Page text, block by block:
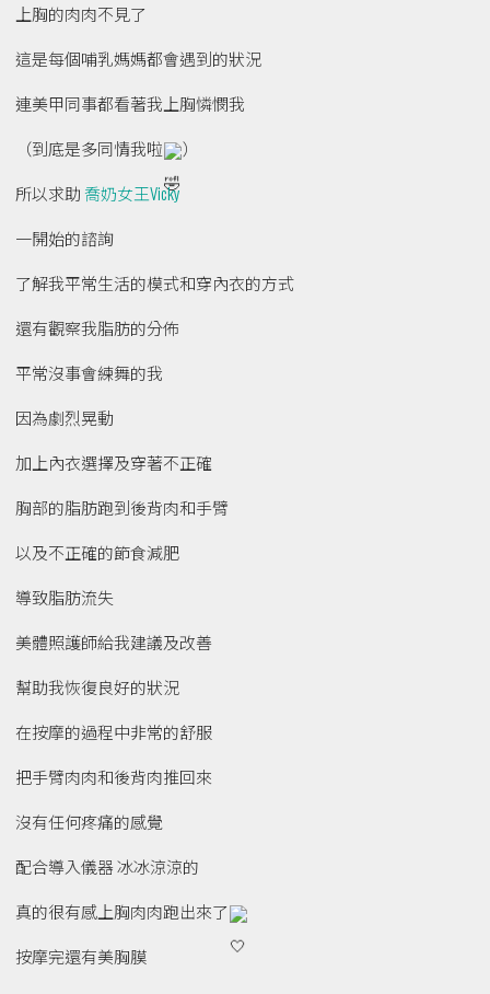
上胸的肉肉不見了
這是每個哺乳媽媽都會遇到的狀況
連美甲同事都看著我上胸憐憫我
（到底是多同情我啦
）
所以求助喬奶女王Vicky
一開始的諮詢
了解我平常生活的模式和穿內衣的方式
還有觀察我脂肪的分佈
平常沒事會練舞的我
因為劇烈晃動
加上內衣選擇及穿著不正確
胸部的脂肪跑到後背肉和手臂
以及不正確的節食減肥
導致脂肪流失
美體照護師給我建議及改善
幫助我恢復良好的狀況
在按摩的過程中非常的舒服
把手臂肉肉和後背肉推回來
沒有任何疼痛的感覺
配合導入儀器 冰冰涼涼的
真的很有感上胸肉肉跑出來了
按摩完還有美胸膜